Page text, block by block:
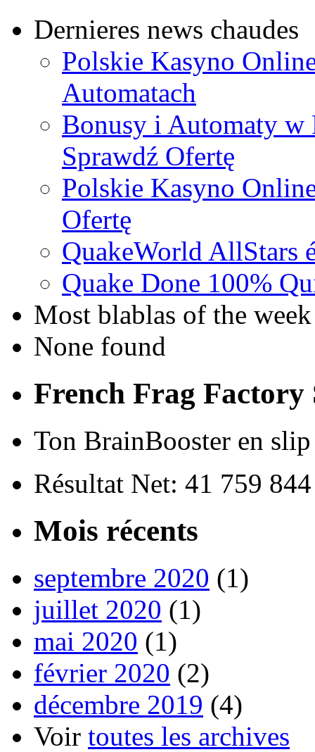
Dernieres news chaudes
Polskie Kasyno
Automatach
Bonusy i Automaty w
Sprawdź Ofertę
Polskie Kasyno
Ofertę
QuakeWorld AllStars
Quake Done 100%
Most blablas of the week
None found
French Frag Factory
Ton BrainBooster en
Résultat Net: 41 759
Mois récents
septembre 2020 (1)
juillet 2020 (1)
mai 2020 (1)
février 2020 (2)
décembre 2019 (4)
Voir toutes les archives